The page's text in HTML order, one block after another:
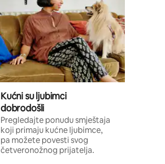
Kućni su ljubimci
dobrodošli
Pregledajte ponudu smještaja
koji primaju kućne ljubimce,
pa možete povesti svog
četveronožnog prijatelja.